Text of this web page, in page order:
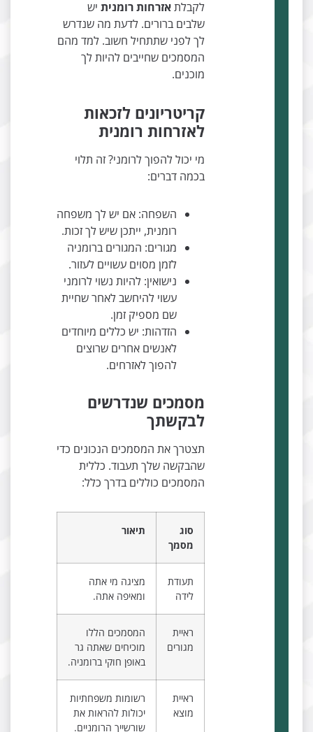
לקבלתאזרחות רומניתיש
שלבים ברורים. לדעת מה שנדרש
לך לפני שתתחיל חשוב. למד מהם
המסמכים שחייבים להיות לך
קריטריונים לזכאות
לאזרחות רומנית
מי יכול להפוך לרומני? זה תלוי
בכמה דברים:
השפחה: אם יש לך משפחה
רומנית, ייתכן שיש לך זכות.
מגורים: המגורים ברומניה
לזמן מסוים עשויים לעזור.
נישואין: להיות נשוי לרומני
עשוי להיחשב לאחר שחיית
שם מספיק זמן.
הזדהות: יש כללים מיוחדים
לאנשים אחרים שרוצים
להפוך לאזרחים.
מסמכים שנדרשים
לבקשתך
תצטרך את המסמכים הנכונים כדי
שהבקשה שלך תעבוד. כללית
המסמכים כוללים בדרך כלל:
מציגה מי אתה
ומאיפה אתה.
המסמכים הללו
מוכיחים שאתה גר
באופן חוקי ברומניה.
רשומות משפחתיות
יכולות להראות את
שורשייך הרומניים.